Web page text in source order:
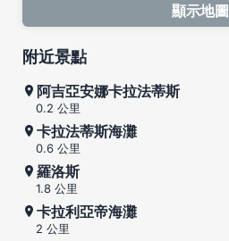
顯示地圖
附近景點
阿吉亞安娜卡拉法蒂斯
0.2 公里
卡拉法蒂斯海灘
0.6 公里
羅洛斯
1.8 公里
卡拉利亞帝海灘
2 公里